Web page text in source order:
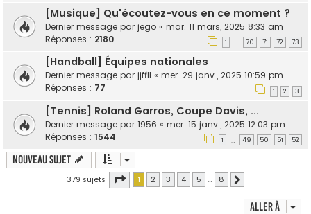
[Musique] Qu'écoutez-vous en ce moment ?
Dernier message par jego « mar. 11 mars, 2025 8:33 am
Réponses : 2180 1 … 70 71 72 73
[Handball] Équipes nationales
Dernier message par jjffll « mer. 29 janv., 2025 10:59 pm
Réponses : 77 1 2 3
[Tennis] Roland Garros, Coupe Davis, ...
Dernier message par 1956 « mer. 15 janv., 2025 12:03 pm
Réponses : 1544 1 … 49 50 51 52
Nouveau sujet
379 sujets Page 1sur8
1 2 3 4 5 … 8
Aller à